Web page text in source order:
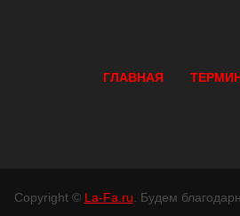
ГЛАВНАЯ
Copyright © La-Fa.ru . Будем